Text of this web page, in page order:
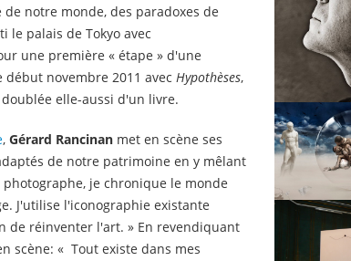
notre monde, des paradoxes de
le palais de Tokyo avec
une première « étape » d'une
début novembre 2011 avec Hypothèses,
elle-aussi d'un livre.
, Gérard Rancinan met en scène ses
de notre patrimoine en y mêlant
je chronique le monde
J'utilise l'iconographie existante
de réinventer l'art. » En revendiquant
scène: « Tout existe dans mes